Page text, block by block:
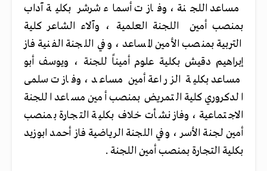
مساعد اللجنة ، وفازت أسماء شرشر بكلية آداب
بمنصب أمين اللجنة العلمية ، وآلاء الشاعر كلية
التربية بمنصب الأمين المساعد ، وفي اللجنة الفنية فاز
إبراهيم دقيش بكلية علوم أميناً للجنة ، ويوسف أبو
مساعد بكلية الزراعة أمين مساعد ، وفازت سلمى
الدكروري كلية التمريض بمنصب أمين مساعد اللجنة
الاجتماعية ، وفاز نشأت خلاف بكلية التجارة بمنصب
أمين لجنة الأسر ، وفي اللجنة الرياضية فاز أحمد ابوزيد
بكلية التجارة بمنصب أمين اللجنة .